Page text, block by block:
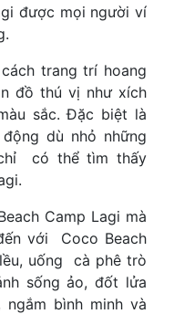
được mọi người ví
trang trí hoang
đồ thú vị như xích
sắc. Đặc biệt là
dù nhỏ những
có thể tìm thấy
Camp Lagi mà
với Coco Beach
uống cà phê trò
sống ảo, đốt lửa
bình minh và